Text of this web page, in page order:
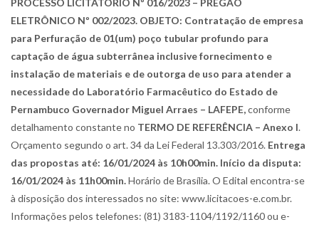
PROCESSO LICITATÓRIO Nº 016/2023 – PREGÃO
ELETRÔNICO Nº 002/2023. OBJETO: Contratação de empresa
para Perfuração de 01(um) poço tubular profundo para
captação de água subterrânea inclusive fornecimento e
instalação de materiais e de outorga de uso para atender a
necessidade do Laboratório Farmacêutico do Estado de
Pernambuco Governador Miguel Arraes – LAFEPE,conforme
detalhamento constante no TERMO DE REFERÊNCIA – Anexo I.
Orçamento segundo o art. 34 da Lei Federal 13.303/2016. Entrega
das propostas até: 16/01/2024 às 10h00min. Início da disputa:
16/01/2024 às 11h00min.Horário de Brasília. O Edital encontra-se
à disposição dos interessados no site: www.licitacoes-e.com.br.
Informações pelos telefones: (81) 3183-1104/1192/1160 ou e-